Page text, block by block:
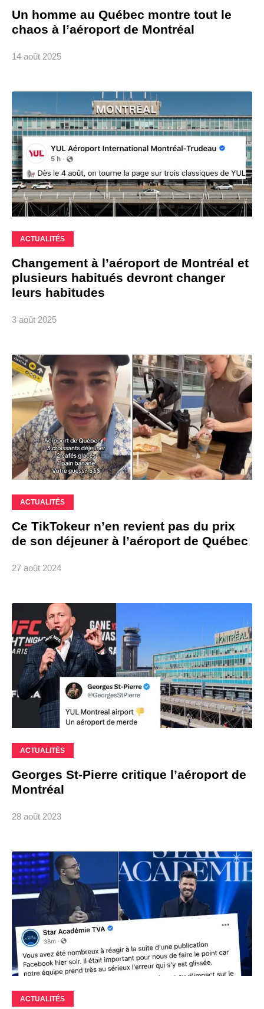
Un homme au Québec montre tout le
chaos à l’aéroport de Montréal
14 août 2025
ACTUALITÉS
Changement à l’aéroport de Montréal et
plusieurs habitués devront changer
leurs habitudes
3 août 2025
ACTUALITÉS
Ce TikTokeur n’en revient pas du prix
de son déjeuner à l’aéroport de Québec
27 août 2024
ACTUALITÉS
Georges St-Pierre critique l’aéroport de
Montréal
28 août 2023
ACTUALITÉS